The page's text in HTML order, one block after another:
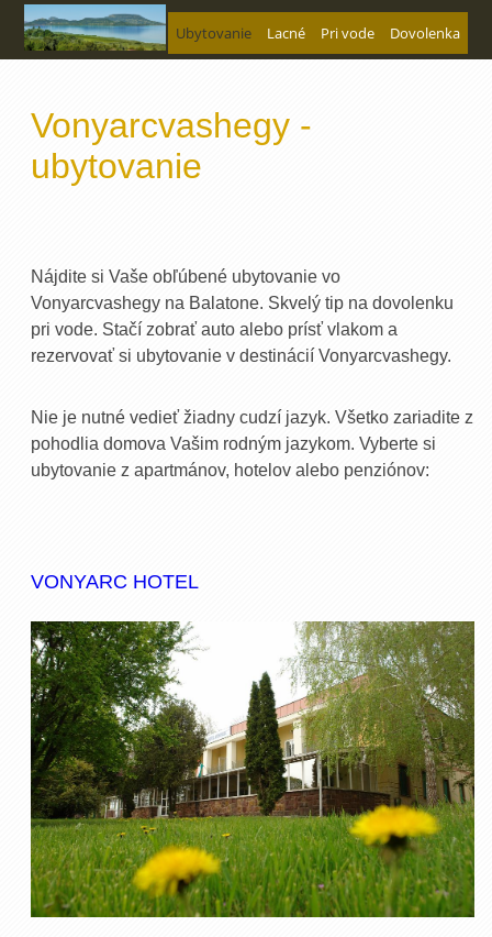
Ubytovanie Lacné Pri vode Dovolenka
Vonyarcvashegy -
ubytovanie
Nájdite si Vaše obľúbené ubytovanie vo
Vonyarcvashegy na Balatone. Skvelý tip na dovolenku
pri vode. Stačí zobrať auto alebo prísť vlakom a
rezervovať si ubytovanie v destinácií Vonyarcvashegy.
Nie je nutné vedieť žiadny cudzí jazyk. Všetko zariadite z
pohodlia domova Vašim rodným jazykom. Vyberte si
ubytovanie z apartmánov, hotelov alebo penziónov:
VONYARC HOTEL